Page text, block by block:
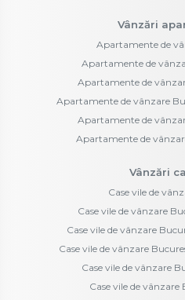
Vânzări
Apartamente de
Apartamente de
Apartamente de
Apartamente de vânzare
Apartamente de
Apartamente de
Vânzări
Case vile de
Case vile de vânzare
Case vile de vânzare
Case vile de vânzare
Case vile de vânzare
Case vile de